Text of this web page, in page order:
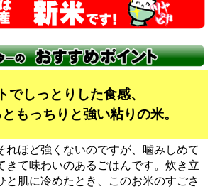
でしっとりした食感、
もっちりと強い粘りの米。
れほど強くないのですが、噛みしめて
きて味わいのあるごはんです。炊き立
と肌に冷めたとき、このお米のすごさ